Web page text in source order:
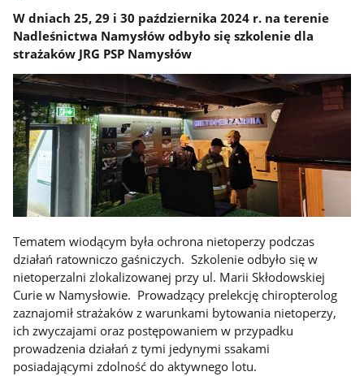
W dniach 25, 29 i 30 października 2024 r. na terenie
Nadleśnictwa Namysłów odbyło się szkolenie dla
strażaków JRG PSP Namysłów
Tematem wiodącym była ochrona nietoperzy podczas
działań ratowniczo gaśniczych. Szkolenie odbyło się w
nietoperzalni zlokalizowanej przy ul. Marii Skłodowskiej
Curie w Namysłowie. Prowadzący prelekcję chiropterolog
zaznajomił strażaków z warunkami bytowania nietoperzy,
ich zwyczajami oraz postępowaniem w przypadku
prowadzenia działań z tymi jedynymi ssakami
posiadającymi zdolność do aktywnego lotu.